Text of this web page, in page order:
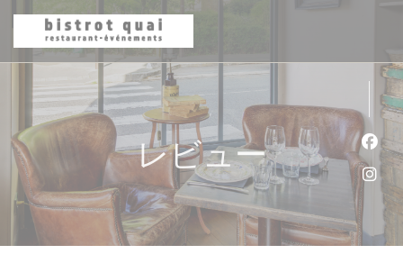
クッキー利用の管理について
レビュー